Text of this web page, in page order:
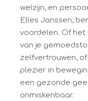
welzijn, en
Elles Janssen,
voordelen. Of
van je
zelfvertrouwen,
plezier in
een gezonde
onmiskenbaar.